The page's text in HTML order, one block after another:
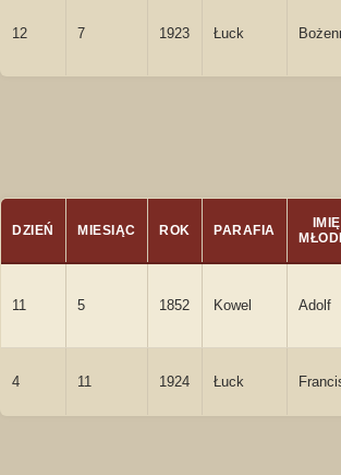
12 7 1923 Łuck
DZIEŃ MIESIĄC ROK PARAFIA
11 5 1852 Kowel Adolf
4 11 1924 Łuck